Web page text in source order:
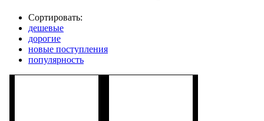
Сортировать:
дешевые
дорогие
новые поступления
популярность